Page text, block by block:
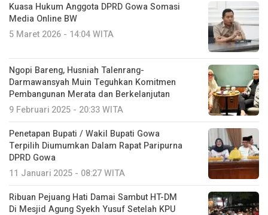
Kuasa Hukum Anggota DPRD Gowa Somasi
Media Online BW
5 Maret 2026 - 14:04 WITA
Ngopi Bareng, Husniah Talenrang-
Darmawansyah Muin Teguhkan Komitmen
Pembangunan Merata dan Berkelanjutan
9 Februari 2025 - 20:33 WITA
Penetapan Bupati / Wakil Bupati Gowa
Terpilih Diumumkan Dalam Rapat Paripurna
DPRD Gowa
11 Januari 2025 - 08:27 WITA
Ribuan Pejuang Hati Damai Sambut HT-DM
Di Mesjid Agung Syekh Yusuf Setelah KPU